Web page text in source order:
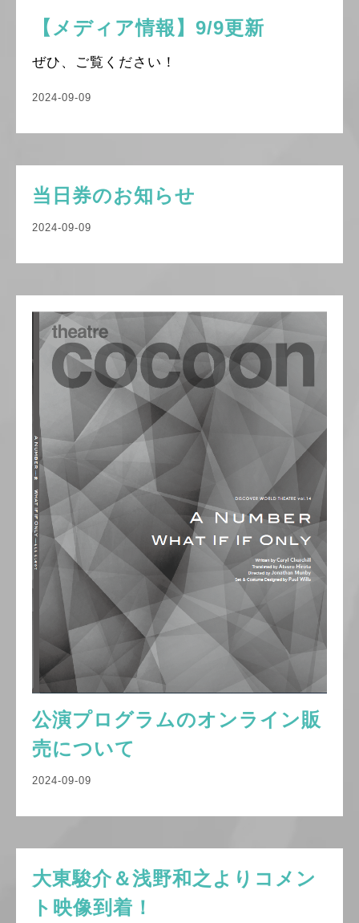
【メディア情報】9/9更新
ぜひ、ご覧ください！
2024-09-09
当日券のお知らせ
2024-09-09
公演プログラムのオンライン販
売について
2024-09-09
大東駿介＆浅野和之よりコメン
ト映像到着！